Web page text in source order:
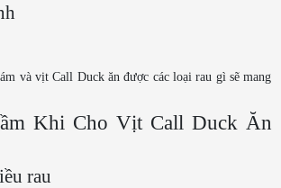
và vịt Call Duck ăn được các loại rau gì sẽ mang
Khi Cho Vịt Call Duck Ăn
rau